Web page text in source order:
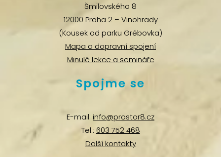
Šmilovského 8
12000 Praha 2 – Vinohrady
(Kousek od parku Grébovka)
Mapa a dopravní spojení
Minulé lekce a semináře
Spojme se
E-mail: info@prostor8.cz
Tel.: 603 752 468
Další kontakty